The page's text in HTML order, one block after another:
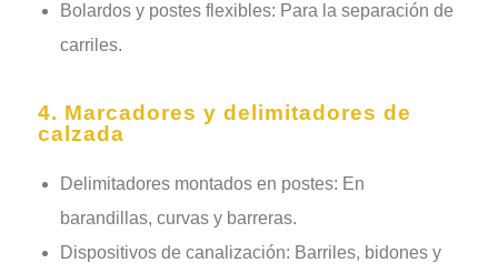
Bolardos y postes flexibles: Para la separación de
carriles.
4. Marcadores y delimitadores de
calzada
Delimitadores montados en postes: En
barandillas, curvas y barreras.
Dispositivos de canalización: Barriles, bidones y